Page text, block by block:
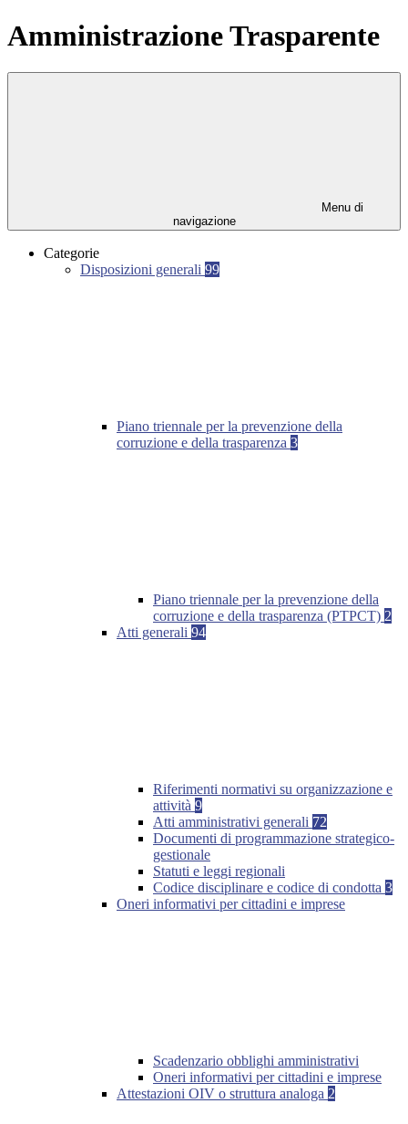
Amministrazione Trasparente
Menu di
navigazione
Categorie
Disposizioni generali 99
Piano triennale per la prevenzione della
corruzione e della trasparenza 3
Piano triennale per la prevenzione della
corruzione e della trasparenza (PTPCT) 2
Atti generali 94
Riferimenti normativi su organizzazione e
attività 9
Atti amministrativi generali 72
Documenti di programmazione strategico-
gestionale
Statuti e leggi regionali
Codice disciplinare e codice di condotta 3
Oneri informativi per cittadini e imprese
Scadenzario obblighi amministrativi
Oneri informativi per cittadini e imprese
Attestazioni OIV o struttura analoga 2